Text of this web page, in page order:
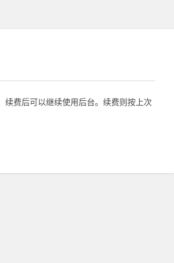
续费后可以继续使用后台。续费则按上次